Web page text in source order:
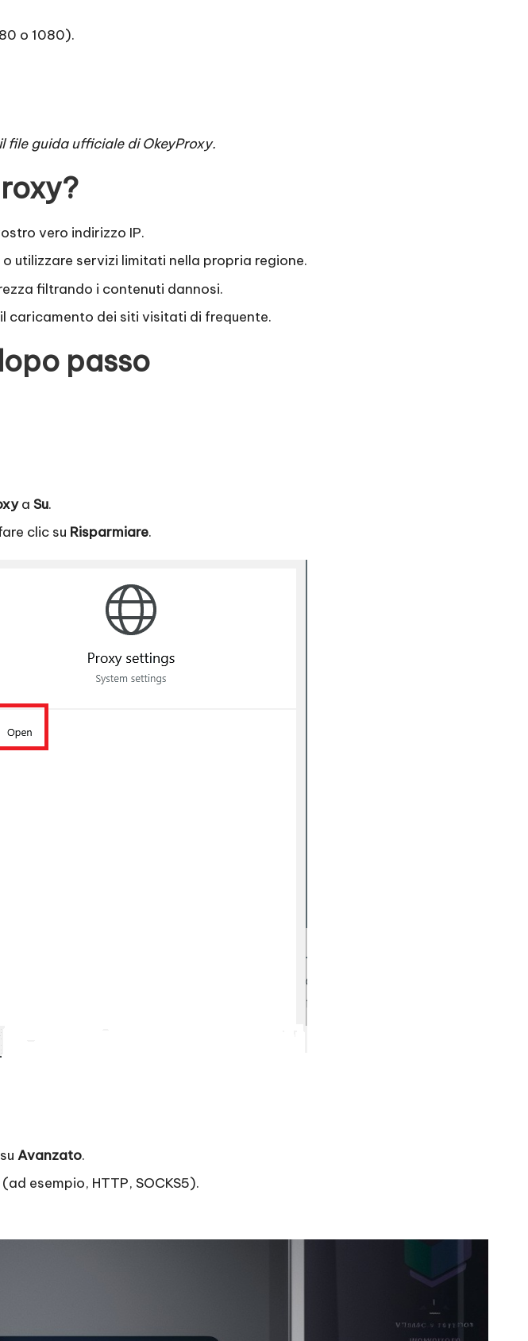
o 1080).
file guida ufficiale di OkeyProxy.
vero indirizzo IP.
utilizzare servizi limitati nella propria regione.
filtrando i contenuti dannosi.
caricamento dei siti visitati di frequente.
passo
a Su.
clic su Risparmiare.
Avanzato.
esempio, HTTP, SOCKS5).